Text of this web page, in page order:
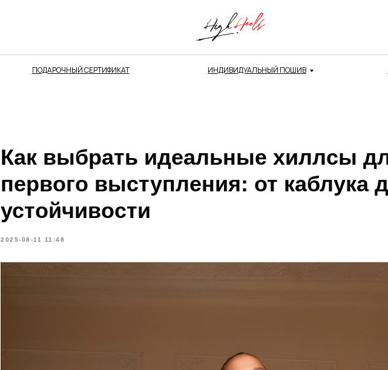
ПОДАРОЧНЫЙ СЕРТИФИКАТ ИНДИВИДУАЛЬНЫЙ ПОШИВ
Как выбрать идеальные хиллсы
первого выступления: от каблука
устойчивости
2025-08-11 11:48